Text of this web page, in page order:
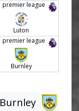
premier league
Luton
premier league
Burnley
Burnley